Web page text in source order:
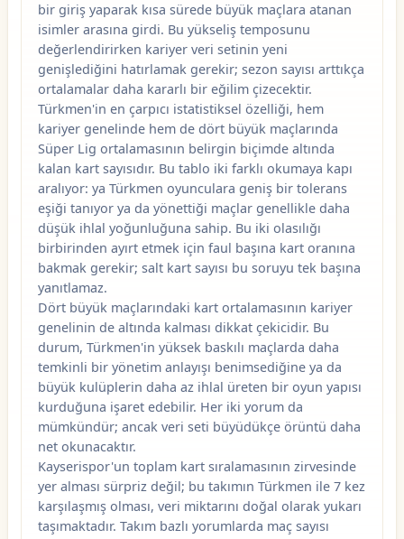
bir giriş yaparak kısa sürede büyük maçlara atanan
isimler arasına girdi. Bu yükseliş temposunu
değerlendirirken kariyer veri setinin yeni
genişlediğini hatırlamak gerekir; sezon sayısı arttıkça
ortalamalar daha kararlı bir eğilim çizecektir.
Türkmen'in en çarpıcı istatistiksel özelliği, hem
kariyer genelinde hem de dört büyük maçlarında
Süper Lig ortalamasının belirgin biçimde altında
kalan kart sayısıdır. Bu tablo iki farklı okumaya kapı
aralıyor: ya Türkmen oyunculara geniş bir tolerans
eşiği tanıyor ya da yönettiği maçlar genellikle daha
düşük ihlal yoğunluğuna sahip. Bu iki olasılığı
birbirinden ayırt etmek için faul başına kart oranına
bakmak gerekir; salt kart sayısı bu soruyu tek başına
yanıtlamaz.
Dört büyük maçlarındaki kart ortalamasının kariyer
genelinin de altında kalması dikkat çekicidir. Bu
durum, Türkmen'in yüksek baskılı maçlarda daha
temkinli bir yönetim anlayışı benimsediğine ya da
büyük kulüplerin daha az ihlal üreten bir oyun yapısı
kurduğuna işaret edebilir. Her iki yorum da
mümkündür; ancak veri seti büyüdükçe örüntü daha
net okunacaktır.
Kayserispor'un toplam kart sıralamasının zirvesinde
yer alması sürpriz değil; bu takımın Türkmen ile 7 kez
karşılaşmış olması, veri miktarını doğal olarak yukarı
taşımaktadır. Takım bazlı yorumlarda maç sayısı